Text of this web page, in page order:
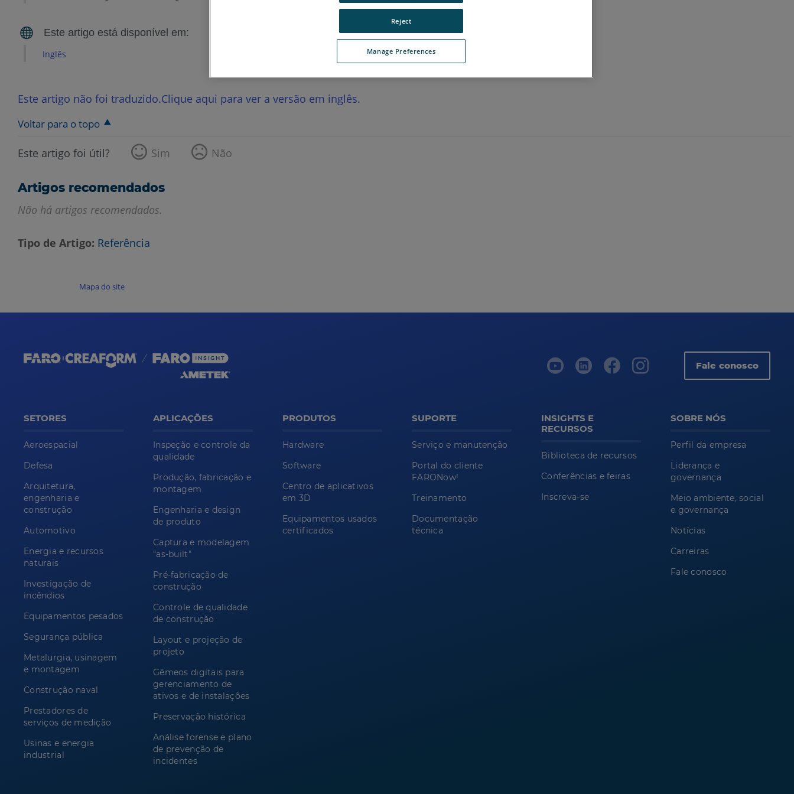
Inglês
Este artigo não foi traduzido.Clique aqui para ver a versão em inglês.
Voltar para o topo
Este artigo foi útil? Sim Não
Artigos recomendados
Não há artigos recomendados.
Tipo de Artigo Referência
Mapa do site
Fale conosco
SETORES
Aeroespacial
Defesa
Arquitetura,
engenharia e
construção
Automotivo
Energia e recursos
naturais
Investigação de
incêndios
Equipamentos pesados
Segurança pública
Metalurgia, usinagem
e montagem
Construção naval
Prestadores de
serviços de medição
Usinas e energia
industrial
APLICAÇÕES
Inspeção e controle da
qualidade
Produção, fabricação e
montagem
Engenharia e design
de produto
Captura e modelagem
"as-built"
Pré-fabricação de
construção
Controle de qualidade
de construção
Layout e projeção de
projeto
Gêmeos digitais para
gerenciamento de
ativos e de instalações
Preservação histórica
Análise forense e plano
de prevenção de
incidentes
PRODUTOS
Hardware
Software
Centro de aplicativos
em 3D
Equipamentos usados
certificados
SUPORTE
Serviço e manutenção
Portal do cliente
FARONow!
Treinamento
Documentação
técnica
INSIGHTS E
RECURSOS
Biblioteca de recursos
Conferências e feiras
Inscreva-se
SOBRE NÓS
Perfil da empresa
Liderança e
governança
Meio ambiente, social
e governança
Notícias
Carreiras
Fale conosco
Manage Preferences
Reject